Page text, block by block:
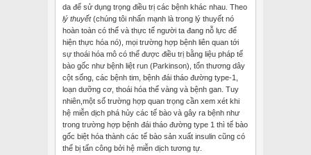
da để sử dụng trọng điều trị các bệnh khác nhau. Theo
lý thuyết(chúng tôi nhấn mạnh là trong lý thuyết nó
hoàn toàn có thể và thực tế người ta đang nỗ lực để
hiện thực hóa nó), mọi trường hợp bệnh liên quan tới
sự thoái hóa mô có thể được điều trị bằng liệu pháp tế
bào gốc như bệnh liệt run (Parkinson), tổn thương dây
cột sống, các bệnh tim, bệnh đái tháo đường type-1,
loạn dưỡng cơ, thoái hóa thể vàng và bệnh gan. Tuy
nhiên,một số trường hợp quan trọng cần xem xét khi
hệ miễn dịch phá hủy các tế bào và gây ra bệnh như
trong trường hợp bệnh đái tháo đường type 1 thì tế bào
gốc biệt hóa thành các tế bào sản xuất insulin cũng có
thể bị tấn công bởi hệ miễn dịch tương tự.